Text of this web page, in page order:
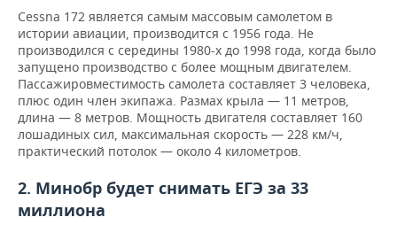
ВОДНЫЕ ВИДЫ СПОРТА
ХОККЕЙ С МЯЧОМ
ОБРАЗОВАНИЕ
ПРОИСШЕСТВИЯ
Cessna 172 является самым массовым самолетом в
истории авиации, производится с 1956 года. Не
производился с середины 1980-х до 1998 года, когда было
запущено производство с более мощным двигателем.
Пассажировместимость самолета составляет 3 человека,
плюс один член экипажа. Размах крыла — 11 метров,
длина — 8 метров. Мощность двигателя составляет 160
лошадиных сил, максимальная скорость — 228 км/ч,
практический потолок — около 4 километров.
2. Минобр будет снимать ЕГЭ за 33
миллиона